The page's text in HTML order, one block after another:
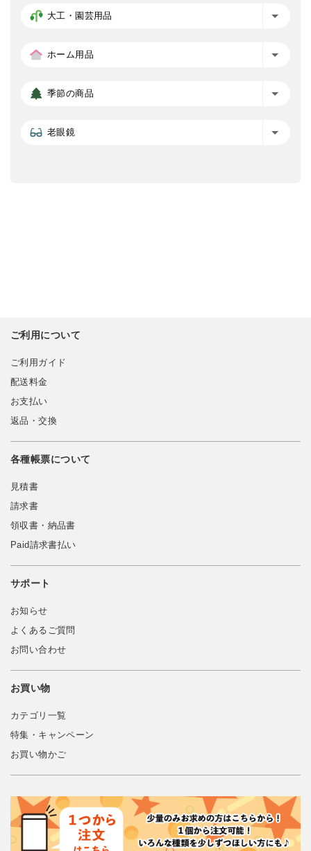
大工・園芸用品
ホーム用品
季節の商品
老眼鏡
ご利用について
ご利用ガイド
配送料金
お支払い
返品・交換
各種帳票について
見積書
請求書
領収書・納品書
Paid請求書払い
サポート
お知らせ
よくあるご質問
お問い合わせ
お買い物
カテゴリ一覧
特集・キャンペーン
お買い物かご